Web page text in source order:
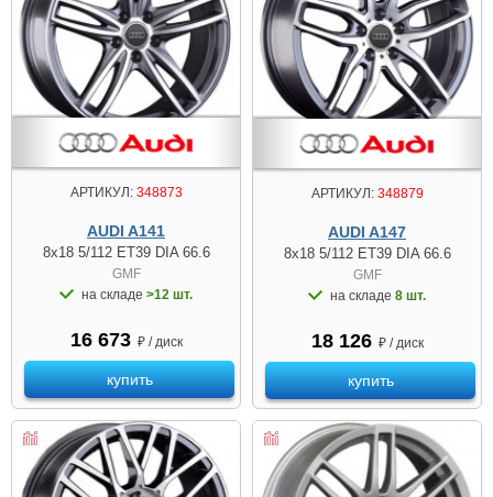
АРТИКУЛ:348873
AUDI A141
8x18 5/112 ET39 DIA 66.6
GMF
на складе >12 шт.
16 673 ₽ / диск
купить
АРТИКУЛ:348879
AUDI A147
8x18 5/112 ET39 DIA 66.6
GMF
на складе 8 шт.
18 126 ₽ / диск
купить